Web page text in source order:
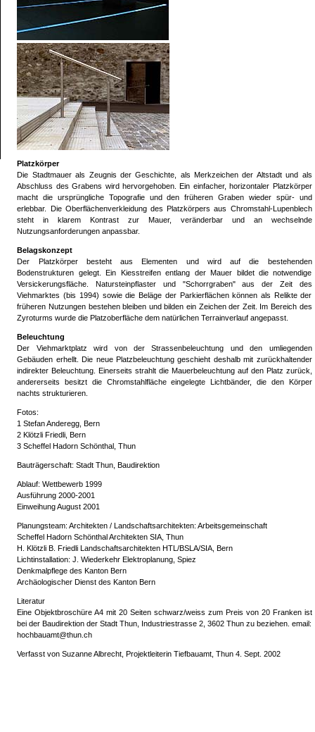
Platzkörper
Die Stadtmauer als Zeugnis der Geschichte, als Merkzeichen der Altstadt und als
Abschluss des Grabens wird hervorgehoben. Ein einfacher, horizontaler Platzkörper
macht die ursprüngliche Topografie und den früheren Graben wieder spür- und
erlebbar. Die Oberflächenverkleidung des Platzkörpers aus Chromstahl-Lupenblech
steht in klarem Kontrast zur Mauer, veränderbar und an wechselnde
Nutzungsanforderungen anpassbar.
Belagskonzept
Der Platzkörper besteht aus Elementen und wird auf die bestehenden
Bodenstrukturen gelegt. Ein Kiesstreifen entlang der Mauer bildet die notwendige
Versickerungsfläche. Natursteinpflaster und "Schorrgraben" aus der Zeit des
Viehmarktes (bis 1994) sowie die Beläge der Parkierflächen können als Relikte der
früheren Nutzungen bestehen bleiben und bilden ein Zeichen der Zeit. Im Bereich des
Zyroturms wurde die Platzoberfläche dem natürlichen Terrainverlauf angepasst.
Beleuchtung
Der Viehmarktplatz wird von der Strassenbeleuchtung und den umliegenden
Gebäuden erhellt. Die neue Platzbeleuchtung geschieht deshalb mit zurückhaltender
indirekter Beleuchtung. Einerseits strahlt die Mauerbeleuchtung auf den Platz zurück,
andererseits besitzt die Chromstahlfläche eingelegte Lichtbänder, die den Körper
nachts strukturieren.
Fotos:
1 Stefan Anderegg, Bern
2 Klötzli Friedli, Bern
3 Scheffel Hadorn Schönthal, Thun
Bauträgerschaft: Stadt Thun, Baudirektion
Ablauf: Wettbewerb 1999
Ausführung 2000-2001
Einweihung August 2001
Planungsteam: Architekten / Landschaftsarchitekten: Arbeitsgemeinschaft
Scheffel Hadorn Schönthal Architekten SIA, Thun
H. Klötzli B. Friedli Landschaftsarchitekten HTL/BSLA/SIA, Bern
Lichtinstallation: J. Wiederkehr Elektroplanung, Spiez
Denkmalpflege des Kanton Bern
Archäologischer Dienst des Kanton Bern
Literatur
Eine Objektbroschüre A4 mit 20 Seiten schwarz/weiss zum Preis von 20 Franken ist
bei der Baudirektion der Stadt Thun, Industriestrasse 2, 3602 Thun zu beziehen. email:
hochbauamt@thun.ch
Verfasst von Suzanne Albrecht, Projektleiterin Tiefbauamt, Thun 4. Sept. 2002